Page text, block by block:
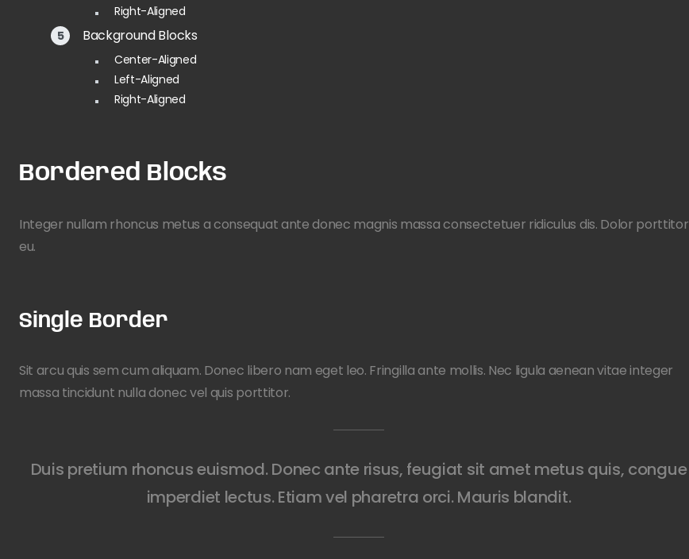
Right-Aligned
Background Blocks
Center-Aligned
Left-Aligned
Right-Aligned
Bordered Blocks
Integer nullam rhoncus metus a consequat ante donec magnis massa consectetuer ridiculus dis. Dolor porttitor
eu.
Single Border
Sit arcu quis sem cum aliquam. Donec libero nam eget leo. Fringilla ante mollis. Nec ligula aenean vitae integer
massa tincidunt nulla donec vel quis porttitor.
Duis pretium rhoncus euismod. Donec ante risus, feugiat sit amet metus quis, congue
imperdiet lectus. Etiam vel pharetra orci. Mauris blandit.